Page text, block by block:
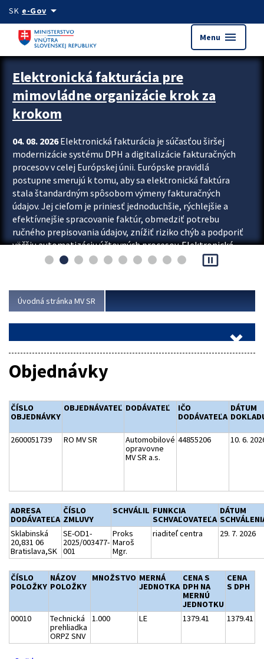
Preskocit na hlavný obsah
SK e-Govarrow_drop_down
Menu menu
Zastavit automatický posun upútavok
Elektronická fakturácia pre
mimovládne organizácie krok za
krokom
04. 08. 2026Elektronická fakturácia je súčasťou širšej
modernizácie systému DPH a digitalizácie fakturačných
procesov v celej Európskej únii. Európske pravidlá
postupne smerujú k tomu, aby sa elektronická faktúra
stala štandardným spôsobom výmeny fakturačných
údajov. Jej cieľom je priniesť jednoduchšie, rýchlejšie a
efektívnejšie spracovanie faktúr, obmedziť potrebu
ručného prepisovania údajov, znížiť riziko chýb a podporiť
väčšiu automatizáciu účtovných procesov. Elektronická
fakturácia preto nepredstavuje...
pause_presentation
Úvodná stránka MV SR
Objednávky
ČÍSLO
OBJEDNÁVKY
OBJEDNÁVATEĽ DODÁVATEĽ
IČO
DODÁVATEĽA
DÁTUM
2600051739 RO MV SR
Automobilové
opravovne
MV SR a.s.
44855206 10. 6.
ADRESA
DODÁVATEĽA
ČÍSLO
ZMLUVY
SCHVÁLIL FUNKCIA
SCHVAĽOVATEĽA
DÁTUM
Sklabinská
20,831 06
Bratislava,SK
SE-OD1-
2025/003477-
001
Proks
Maroš
Mgr.
riaditeľ centra 29. 7. 2026
ČÍSLO
POLOŽKY
NÁZOV
POLOŽKY
MNOŽSTVO MERNÁ
JEDNOTKA
CENA S
DPH NA
MERNÚ
JEDNOTKU
CENA
S DPH
00010
Technická
prehliadka
ORPZ SNV
1.000 LE 1379.41 1379.41